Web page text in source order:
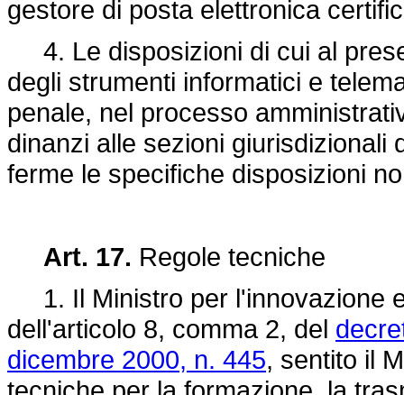
gestore di posta elettronica
4. Le disposizioni di cui al
degli strumenti informatici e
penale, nel processo
dinanzi alle sezioni giurisdizionali
ferme le specifiche disposizioni
Art. 17. Regole tecniche
1. Il Ministro per l'innovazione
dell'articolo 8, comma 2, del
dicembre 2000, n. 445, sentito il